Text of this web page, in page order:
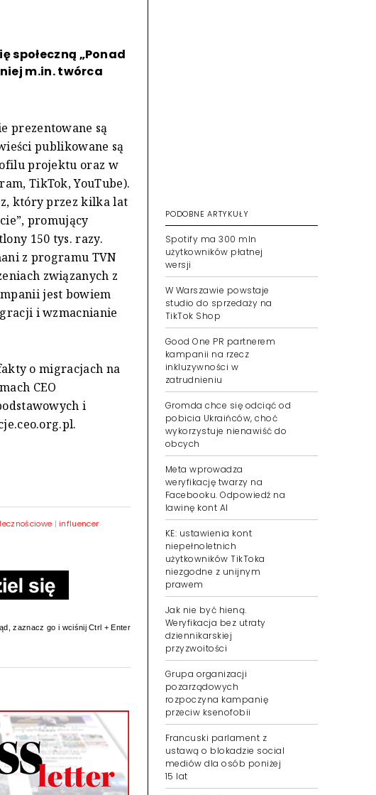
społeczną „Ponad
m.in. twórca
prezentowane są
publikowane są
projektu oraz w
TikTok, YouTube).
który przez kilka lat
promujący
150 tys. razy.
z programu TVN
związanych z
jest bowiem
i wzmacnianie
o migracjach na
CEO
i
|influencer
zaznacz go i wciśnij Ctrl + Enter
PODOBNE ARTYKUŁY
Spotify ma 300 mln
użytkowników płatnej
wersji
W Warszawie powstaje
studio do sprzedaży na
TikTok Shop
Good One PR partnerem
kampanii na rzecz
inkluzywności w
zatrudnieniu
Gromda chce się odciąć od
pobicia Ukraińców, choć
wykorzystuje nienawiść do
obcych
Meta wprowadza
weryfikację twarzy na
Facebooku. Odpowiedź na
lawinę kont AI
KE: ustawienia kont
niepełnoletnich
użytkowników TikToka
niezgodne z unijnym
prawem
Jak nie być hieną.
Weryfikacja bez utraty
dziennikarskiej
przyzwoitości
Grupa organizacji
pozarządowych
rozpoczyna kampanię
przeciw ksenofobii
Francuski parlament z
ustawą o blokadzie social
mediów dla osób poniżej
15 lat